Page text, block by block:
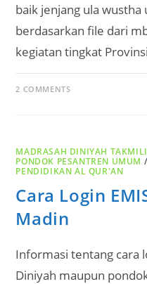
baik jenjang ula wustha
berdasarkan file dari
kegiatan tingkat
2 COMMENTS
MADRASAH DINIYAH
PONDOK PESANTREN UMUM /
PENDIDIKAN AL QUR'AN
Cara Login
Madin
Informasi tentang cara
Diniyah maupun